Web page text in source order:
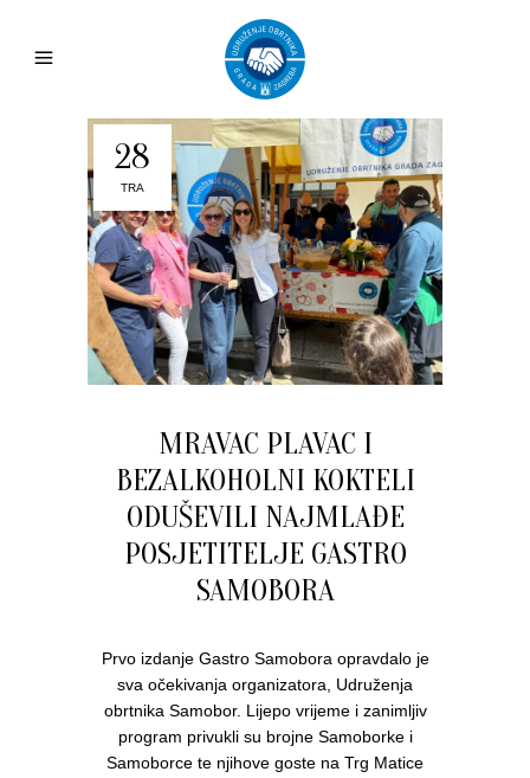
28
TRA
MRAVAC PLAVAC I
BEZALKOHOLNI KOKTELI
ODUŠEVILI NAJMLAĐE
POSJETITELJE GASTRO
SAMOBORA
Prvo izdanje Gastro Samobora opravdalo je
sva očekivanja organizatora, Udruženja
obrtnika Samobor. Lijepo vrijeme i zanimljiv
program privukli su brojne Samoborke i
Samoborce te njihove goste na Trg Matice